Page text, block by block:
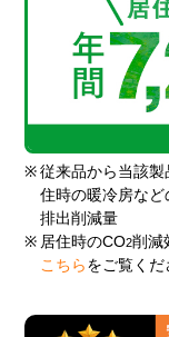
※ 従来品から当該
住時の暖冷房な
排出削減量
※ 居住時のCO2削減
こちら をご覧くだ